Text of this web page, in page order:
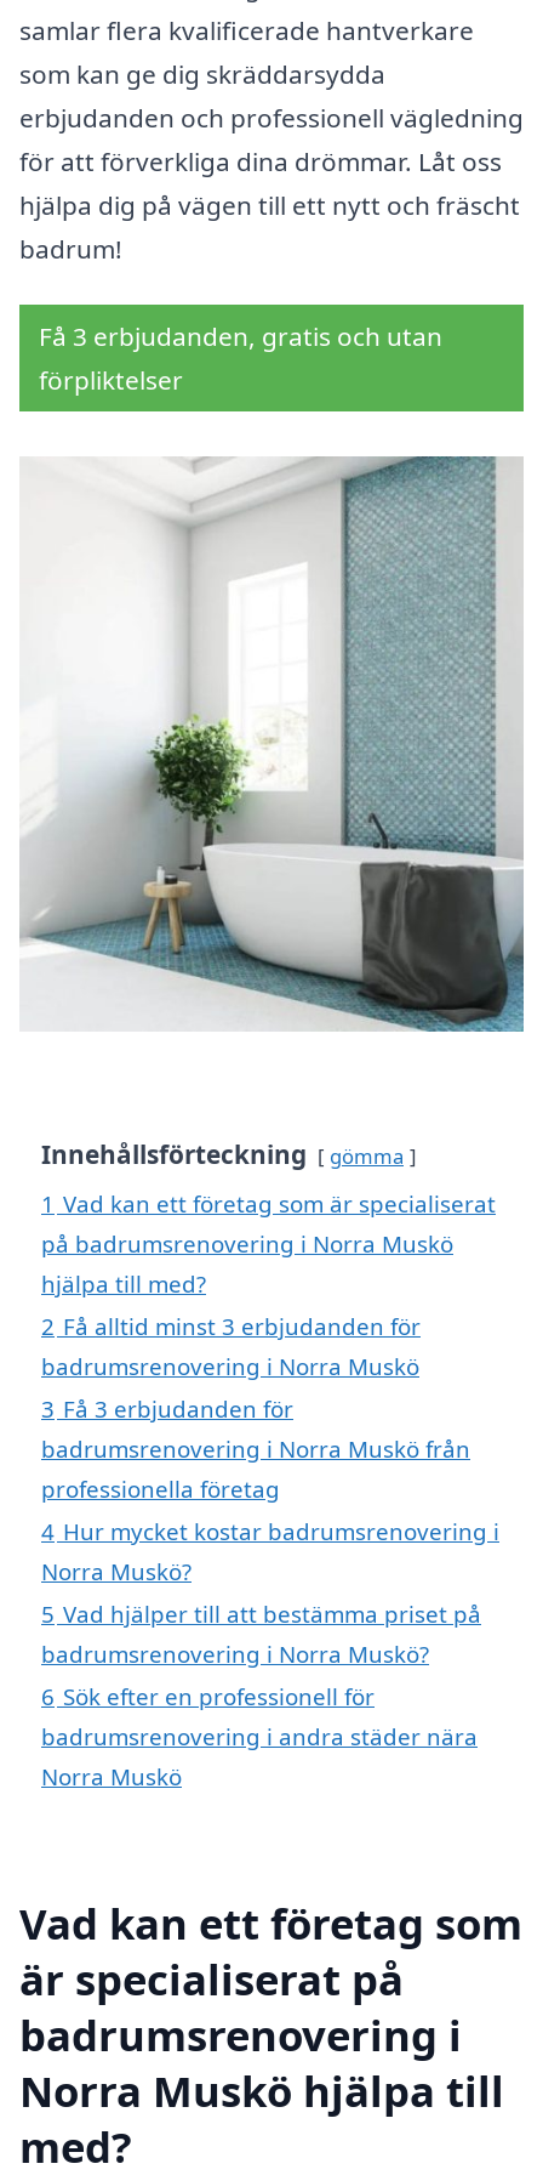
samlar flera kvalificerade hantverkare
som kan ge dig skräddarsydda
erbjudanden och professionell vägledning
för att förverkliga dina drömmar. Låt oss
hjälpa dig på vägen till ett nytt och fräscht
badrum!
Få 3 erbjudanden, gratis och utan
förpliktelser
Innehållsförteckning gömma
1 Vad kan ett företag som är specialiserat
på badrumsrenovering i Norra Muskö
hjälpa till med?
2 Få alltid minst 3 erbjudanden för
badrumsrenovering i Norra Muskö
3 Få 3 erbjudanden för
badrumsrenovering i Norra Muskö från
professionella företag
4 Hur mycket kostar badrumsrenovering i
Norra Muskö?
5 Vad hjälper till att bestämma priset på
badrumsrenovering i Norra Muskö?
6 Sök efter en professionell för
badrumsrenovering i andra städer nära
Norra Muskö
Vad kan ett företag som
är specialiserat på
badrumsrenovering i
Norra Muskö hjälpa till
med?